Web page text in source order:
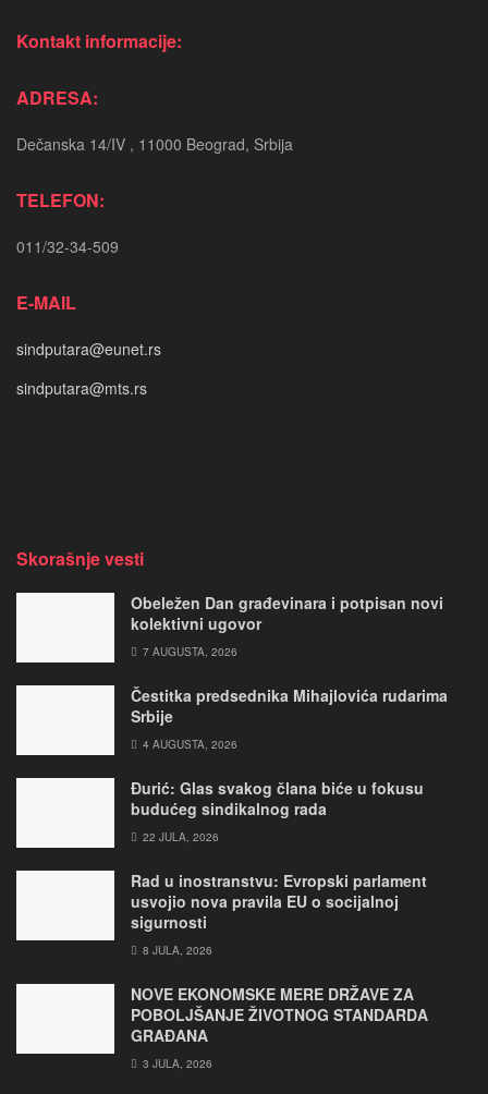
Kontakt informacije:
ADRESA:
Dečanska 14/IV , 11000 Beograd, Srbija
TELEFON:
011/32-34-509
E-MAIL
sindputara@eunet.rs
sindputara@mts.rs
Skorašnje vesti
Obeležen Dan građevinara i potpisan novi
kolektivni ugovor
7 AUGUSTA, 2026
Čestitka predsednika Mihajlovića rudarima
Srbije
4 AUGUSTA, 2026
Đurić: Glas svakog člana biće u fokusu
budućeg sindikalnog rada
22 JULA, 2026
Rad u inostranstvu: Evropski parlament
usvojio nova pravila EU o socijalnoj
sigurnosti
8 JULA, 2026
NOVE EKONOMSKE MERE DRŽAVE ZA
POBOLJŠANJE ŽIVOTNOG STANDARDA
GRAĐANA
3 JULA, 2026